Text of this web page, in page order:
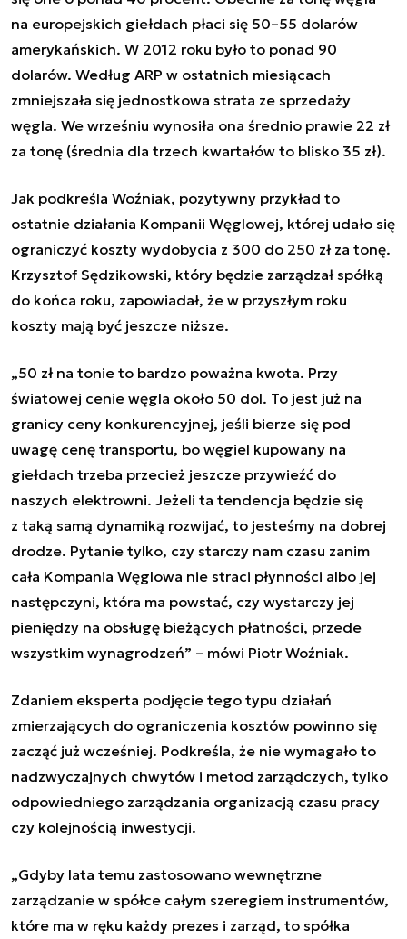
na europejskich giełdach płaci się 50–55 dolarów
amerykańskich. W 2012 roku było to ponad 90
dolarów. Według ARP w ostatnich miesiącach
zmniejszała się jednostkowa strata ze sprzedaży
węgla. We wrześniu wynosiła ona średnio prawie 22 zł
za tonę (średnia dla trzech kwartałów to blisko 35 zł).
Jak podkreśla Woźniak, pozytywny przykład to
ostatnie działania Kompanii Węglowej, której udało się
ograniczyć koszty wydobycia z 300 do 250 zł za tonę.
Krzysztof Sędzikowski, który będzie zarządzał spółką
do końca roku, zapowiadał, że w przyszłym roku
koszty mają być jeszcze niższe.
„50 zł na tonie to bardzo poważna kwota. Przy
światowej cenie węgla około 50 dol. To jest już na
granicy ceny konkurencyjnej, jeśli bierze się pod
uwagę cenę transportu, bo węgiel kupowany na
giełdach trzeba przecież jeszcze przywieźć do
naszych elektrowni. Jeżeli ta tendencja będzie się
z taką samą dynamiką rozwijać, to jesteśmy na dobrej
drodze. Pytanie tylko, czy starczy nam czasu zanim
cała Kompania Węglowa nie straci płynności albo jej
następczyni, która ma powstać, czy wystarczy jej
pieniędzy na obsługę bieżących płatności, przede
wszystkim wynagrodzeń” – mówi Piotr Woźniak.
Zdaniem eksperta podjęcie tego typu działań
zmierzających do ograniczenia kosztów powinno się
zacząć już wcześniej. Podkreśla, że nie wymagało to
nadzwyczajnych chwytów i metod zarządczych, tylko
odpowiedniego zarządzania organizacją czasu pracy
czy kolejnością inwestycji.
„Gdyby lata temu zastosowano wewnętrzne
zarządzanie w spółce całym szeregiem instrumentów,
które ma w ręku każdy prezes i zarząd, to spółka